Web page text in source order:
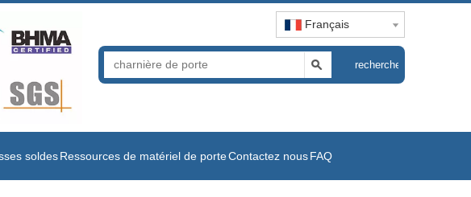
Français
recherche
soldes Ressources de matériel de porteContactez nousFAQ